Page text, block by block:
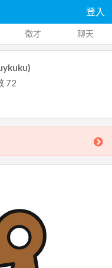
登入
徵才 聊天
)
72